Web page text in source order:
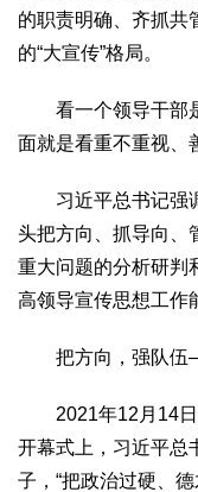
的职责明确、齐抓共
的“大宣传”格局。
看一个领导干部是
面就是看重不重视、
习近平总书记强调
头把方向、抓导向、
重大问题的分析研判
高领导宣传思想工作
把方向，强队
2021年12月14日
开幕式上，习近平总
子，“把政治过硬、